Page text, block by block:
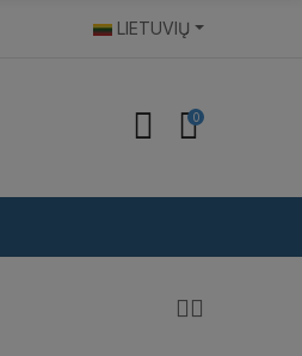
LIETUVIŲ
0